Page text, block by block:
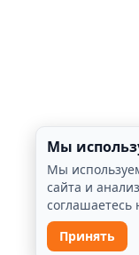
Мы
Мы
сайта и
Принять